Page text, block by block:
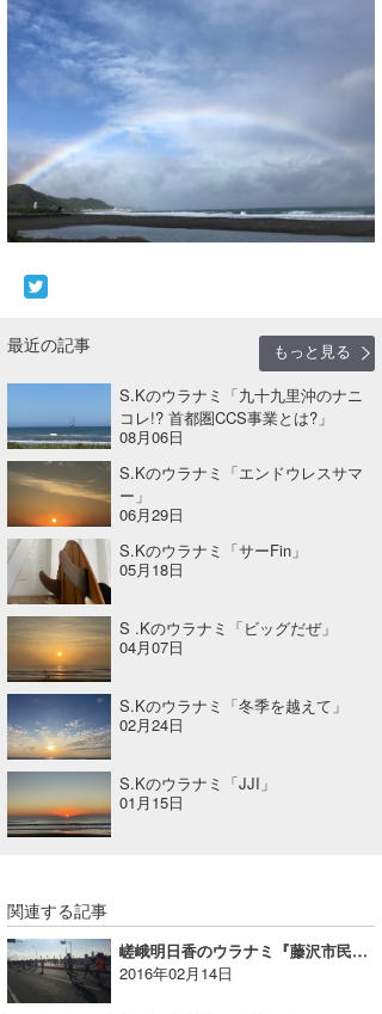
最近の記事
もっと見る
S.Kのウラナミ「九十九里沖のナニ
コレ!? 首都圏CCS事業とは?」
08月06日
S.Kのウラナミ「エンドウレスサマ
ー」
06月29日
S.Kのウラナミ「サーFin」
05月18日
S .Kのウラナミ「ビッグだぜ」
04月07日
S.Kのウラナミ「冬季を越えて」
02月24日
S.Kのウラナミ「JJI」
01月15日
関連する記事
嵯峨明日香のウラナミ『藤沢市民マラソン大会』
2016年02月14日